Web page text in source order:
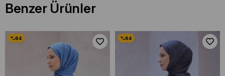
Benzer Ürünler